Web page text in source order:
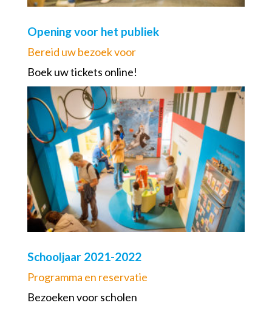
Opening voor het publiek
Bereid uw bezoek voor
Boek uw tickets online!
Schooljaar 2021-2022
Programma en reservatie
Bezoeken voor scholen